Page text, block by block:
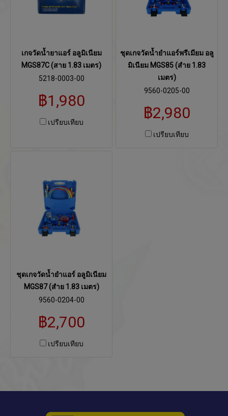
เกจวัดน้ำยาแอร์ อลูมิเนียม
MGS87C (สาย 1.83 เมตร)
5218-0003-00
฿1,980
เปรียบเทียบ
ชุดเกจวัดน้ำยำแอร์พรีเมียม อลู
มิเนียม MGS85 (สำย 1.83
เมตร)
9560-0205-00
฿2,980
เปรียบเทียบ
ชุดเกจวัดน้ำยำแอร์ อลูมิเนียม
MGS87 (สำย 1.83 เมตร)
9560-0204-00
฿2,700
เปรียบเทียบ